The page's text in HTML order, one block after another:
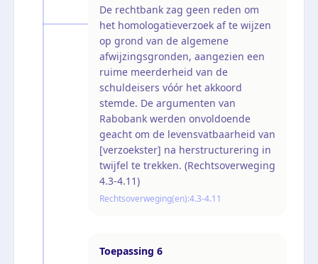
De rechtbank zag geen reden om
het homologatieverzoek af te wijzen
op grond van de algemene
afwijzingsgronden, aangezien een
ruime meerderheid van de
schuldeisers vóór het akkoord
stemde. De argumenten van
Rabobank werden onvoldoende
geacht om de levensvatbaarheid van
[verzoekster] na herstructurering in
twijfel te trekken. (Rechtsoverweging
4.3-4.11)
Rechtsoverweging(en):4.3-4.11
Toepassing 6